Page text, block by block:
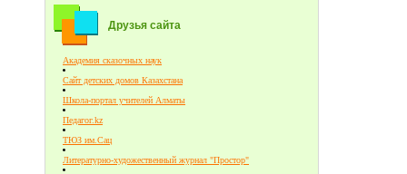
Друзья сайта
Академия сказочных наук
Сайт детских домов Казахстана
Школа-портал учителей Алматы
Педагог.kz
ТЮЗ им.Сац
Литературно-художественный журнал "Простор"